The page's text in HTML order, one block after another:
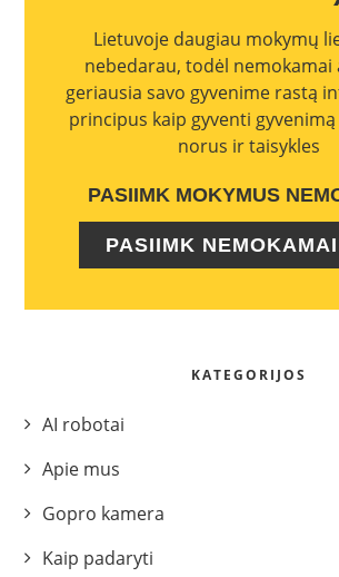
Lietuvoje daugiau mokymų
nebedarau, todėl
geriausia savo gyvenime rastą
principus kaip gyventi gyvenimą
norus ir taisykles
PASIIMK MOKYMUS
PASIIMK
KATEGORIJOS
AI robotai
Apie mus
Gopro kamera
Kaip padaryti